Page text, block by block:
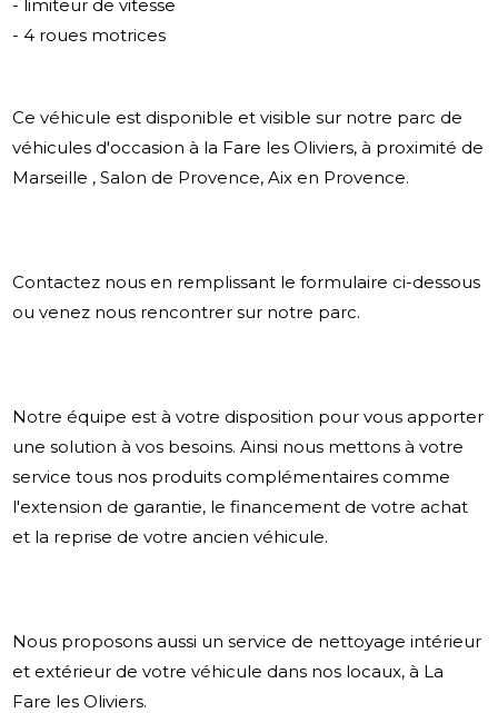
- limiteur de vitesse
- 4 roues motrices
Ce véhicule est disponible et visible sur notre parc de
véhicules d'occasion à la Fare les Oliviers, à proximité de
Marseille , Salon de Provence, Aix en Provence.
Contactez nous en remplissant le formulaire ci-dessous
ou venez nous rencontrer sur notre parc.
Notre équipe est à votre disposition pour vous apporter
une solution à vos besoins. Ainsi nous mettons à votre
service tous nos produits complémentaires comme
l'extension de garantie, le financement de votre achat
et la reprise de votre ancien véhicule.
Nous proposons aussi un service de nettoyage intérieur
et extérieur de votre véhicule dans nos locaux, à La
Fare les Oliviers.